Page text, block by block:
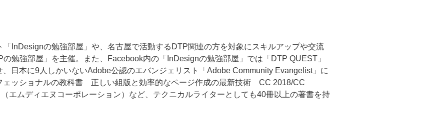
InDesignの勉強部屋」や、名古屋で活動するDTP関連の方を対象にスキルアップや交流
勉強部屋」を主催。また、Facebook内の「InDesignの勉強部屋」では「DTP QUEST」
日本に9人しかいないAdobe公認のエバンジェリスト「Adobe Community Evangelist」に
ェッショナルの教科書 正しい組版と効率的なページ作成の最新技術 CC 2018/CC
エムディエヌコーポレーション）など、テクニカルライターとしても40冊以上の著書を持